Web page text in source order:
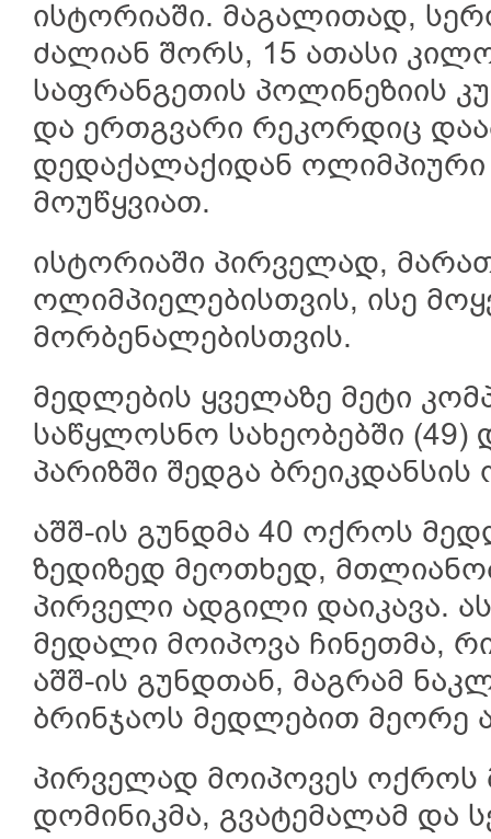
ისტორიაში. მაგალითად,
ძალიან შორს, 15 ათასი
საფრანგეთის პოლინეზიის
და ერთგვარი რეკორდიც
დედაქალაქიდან ოლიმპიური
მოუწყვიათ.
ისტორიაში პირველად,
ოლიმპიელებისთვის, ისე
მორბენალებისთვის.
მედლების ყველაზე მეტი
საწყლოსნო სახეობებში
პარიზში შედგა
აშშ-ის გუნდმა 40 ოქროს
ზედიზედ მეოთხედ,
პირველი ადგილი დაიკავა.
მედალი მოიპოვა ჩინეთმა,
აშშ-ის გუნდთან, მაგრამ
ბრინჯაოს მედლებით მეორე
პირველად მოიპოვეს ოქროს
დომინიკმა, გვატემალამ და